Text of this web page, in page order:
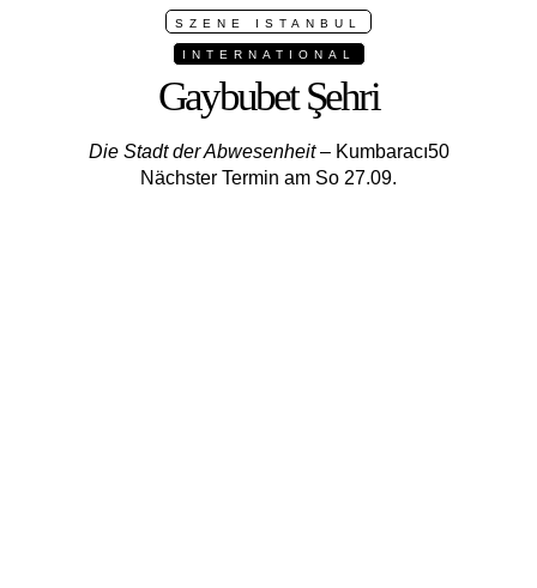
SZENE ISTANBUL
INTERNATIONAL
Gaybubet Şehri
Die Stadt der Abwesenheit– Kumbaracı50
Nächster Termin am So 27.09.